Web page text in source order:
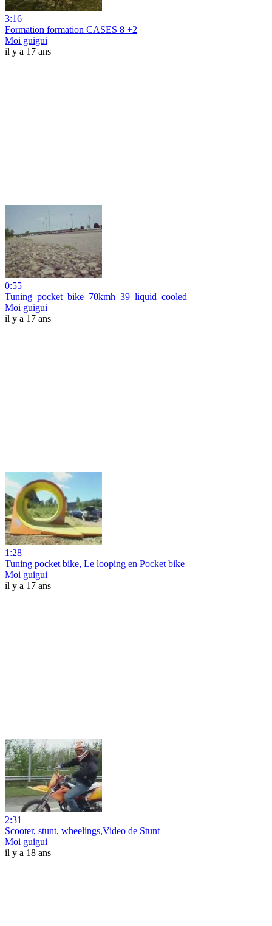
3:16
Formation formation CASES 8 +2
Moi guigui
il y a 17 ans
0:55
Tuning_pocket_bike_70kmh_39_liquid_cooled
Moi guigui
il y a 17 ans
1:28
Tuning pocket bike, Le looping en Pocket bike
Moi guigui
il y a 17 ans
2:31
Scooter, stunt, wheelings,Video de Stunt
Moi guigui
il y a 18 ans